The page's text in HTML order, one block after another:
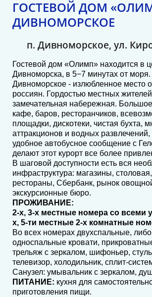
ГОСТЕВОЙ ДОМ
ДИВНОМОРСКОЕ
п. Дивноморское, ул.
Гостевой дом «Олимп» находится в
Дивноморска, в 5−7 минутах от моря.
Дивноморское - излюбленное место
россиян. Гордостью местных
замечательная набережная.
кафе, баров, ресторанчиков,
площадки, дискотеки, чистая бухта,
аттракционов и водных развлечений,
удобное автобусное сообщение с
делают этот курорт все более
В шаговой доступности есть вся
инфраструктура: магазины,
рестораны, Сбербанк, рынок
экскурсионные бюро.
ПРОЖИВАНИЕ:
2-х, 3-х местные номера со всеми
х, 5-ти местные 2-х комнатные
Во всех номерах двухспальные,
односпальные кровати,
трельяж с зеркалом, шифоньер,
телевизор, холодильник, сплит-
Санузел: умывальник с зеркалом,
ПИТАНИЕ: кухня для
приготовления пищи.